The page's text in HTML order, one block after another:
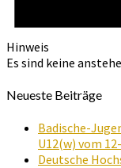
Hinweis
Es sind keine
Neueste Beiträge
Badische-
U12(w) vom
Deutsche